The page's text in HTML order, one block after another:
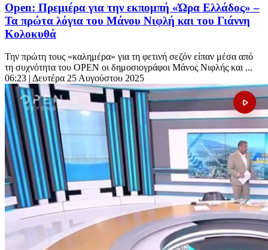
Open: Πρεμιέρα για την εκπομπή «Ώρα Ελλάδος» –
Τα πρώτα λόγια του Μάνου Νιφλή και του Γιάννη
Κολοκυθά
Την πρώτη τους «καλημέρα» για τη φετινή σεζόν είπαν μέσα από
τη συχνότητα του OPEN οι δημοσιογράφοι Μάνος Νιφλής και ...
06:23 | Δευτέρα 25 Αυγούστου 2025